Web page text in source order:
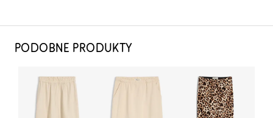
PODOBNE PRODUKTY